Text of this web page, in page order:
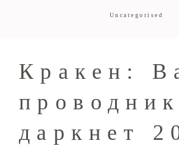
Uncategorised
Кракен:
даркнет